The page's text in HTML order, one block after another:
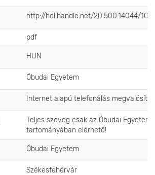
http://hdl.handle.net/20.500.14044/
pdf
HUN
Óbudai Egyetem
Internet alapú telefonálás
Teljes szöveg csak az Óbudai Egyetem
tartományában elérhető!
Óbudai Egyetem
Székesfehérvár